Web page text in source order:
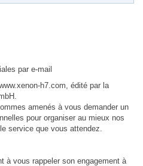
par e-mail
h7.com, édité par la
amenés à vous demander un
pour organiser au mieux nos
service que vous attendez.
à vous rappeler son engagement à